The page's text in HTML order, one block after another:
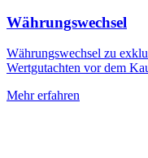
Währungswechsel
Währungswechsel zu
Wertgutachten vor dem
Mehr erfahren